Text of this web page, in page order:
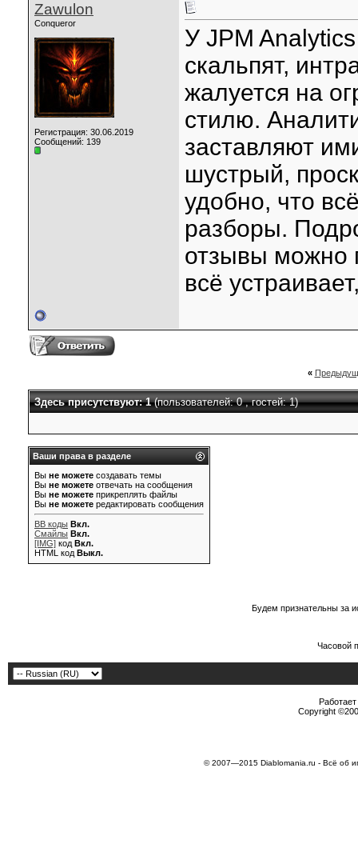
Zawulon
Conqueror
Регистрация: 30.06.2019
Сообщений: 139
У JPM
скальпят,
жалуется на
стилю.
заставляют
шустрый,
удобно, что
разборы.
отзывы можно
всё
«
Здесь присутствуют: 1(пользователей: 0 , гостей: 1)
Ваши права в разделе
Вы не можете создавать темы
Вы не можете отвечать на сообщения
Вы не можете прикреплять файлы
Вы не можете редактировать сообщения
BB коды Вкл.
Смайлы Вкл.
[IMG] код Вкл.
HTML код Выкл.
Будем признательны за
Часовой
Copyright
© 2007—2015 Diablomania.ru - Всё об